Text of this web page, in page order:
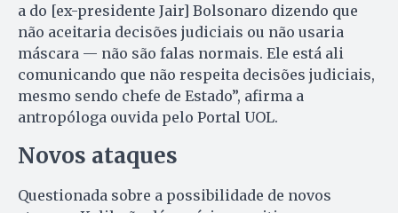
a do [ex-presidente Jair] Bolsonaro dizendo que
não aceitaria decisões judiciais ou não usaria
máscara — não são falas normais. Ele está ali
comunicando que não respeita decisões judiciais,
mesmo sendo chefe de Estado”, afirma a
antropóloga ouvida pelo Portal UOL.
Novos ataques
Questionada sobre a possibilidade de novos